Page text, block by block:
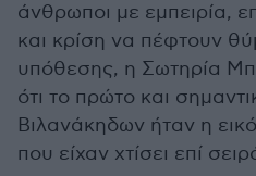
άνθρωποι με εμπειρία,
και κρίση να πέφτουν
υπόθεσης, η Σωτηρία
ότι το πρώτο και
Βιλανάκηδων ήταν η
που είχαν χτίσει επί